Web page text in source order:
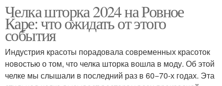
Челка шторка 2024 на Ровное
Каре: что ожидать от этого
события
Индустрия красоты порадовала современных красоток
новостью о том, что челка шторка вошла в моду. Об этой
челке мы слышали в последний раз в 60−70-х годах. Эта